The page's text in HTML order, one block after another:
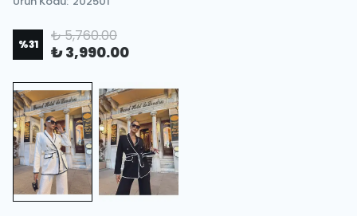
%31 ₺ 5,760.00
₺ 3,990.00